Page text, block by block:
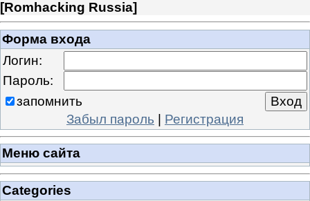
[Romhacking Russia]
Форма входа
Логин:
Пароль:
запомнить
Забыл пароль | Регистрация
Меню сайта
Categories